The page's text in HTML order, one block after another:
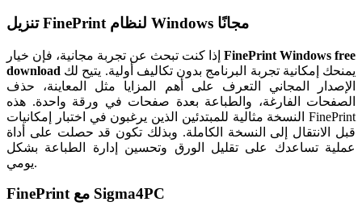
تنزيل FinePrint لنظام Windows مجانًا
FinePrint Windows free
download
الإصدار المجاني التعرف على أهم المزايا مثل المعاينة، حذف
الصفحات الفارغة، والطباعة بعدة صفحات في ورقة واحدة. هذه
النسخة مثالية للمبتدئين الذين يرغبون في اختبار إمكانيات FinePrint
قبل الانتقال إلى النسخة الكاملة. وبذلك تكون قد حصلت على أداة
عملية تساعدك على تقليل الورق وتحسين إدارة الطباعة بشكل
يومي.
FinePrint مع Sigma4PC